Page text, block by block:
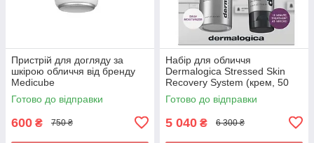
Пристрій для догляду за
шкірою обличчя від бренду
Medicube
Готово до відправки
600 ₴ 750 ₴
Набір для обличчя
Dermalogica Stressed Skin
Recovery System (крем, 50
мл + маска, 75 мл)
Готово до відправки
5 040 ₴ 6 300 ₴